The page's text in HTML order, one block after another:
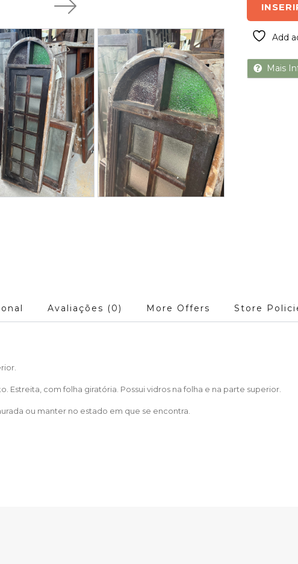
Add
Mais
Avaliações (0) More Offers Store
Estreita, com folha giratória. Possui vidros na folha e na parte superior.
ou manter no estado em que se encontra.